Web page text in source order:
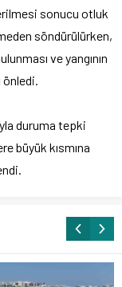
sonucu otluk
söndürülürken,
ve yangının
önledi.
duruma tepki
büyük kısmına